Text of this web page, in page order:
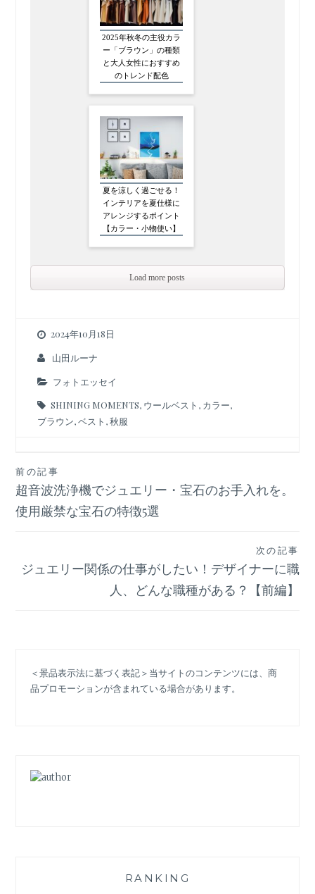
2025年秋冬の主役カラ
ー「ブラウン」の種類
と大人女性におすすめ
のトレンド配色
夏を涼しく過ごせる！
インテリアを夏仕様に
アレンジするポイント
【カラー・小物使い】
Load more posts
2024年10月18日
山田ルーナ
フォトエッセイ
SHINING MOMENTS, ウールベスト , カラー,
ブラウン,ベスト ,秋服
投
稿
ナ
ー
前の記事
超音波洗浄機でジュエリー・宝石のお手入れを。
使用厳禁な宝石の特徴5選
次の記事
ジュエリー関係の仕事がしたい！デザイナーに職
人、どんな職種がある？【前編】
＜景品表示法に基づく表記＞当サイトのコンテンツには、商
品プロモーションが含まれている場合があります。
RANKING